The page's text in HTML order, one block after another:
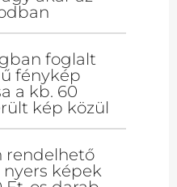
foglalt
fénykép
a kb. 60
kép közül
rendelhető
képek